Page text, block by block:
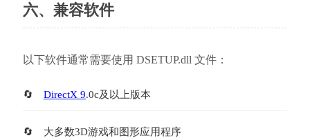
六、兼容软件
以下软件通常需要使用 DSETUP.dll 文件：
DirectX 9.0c及以上版本
大多数3D游戏和图形应用程序